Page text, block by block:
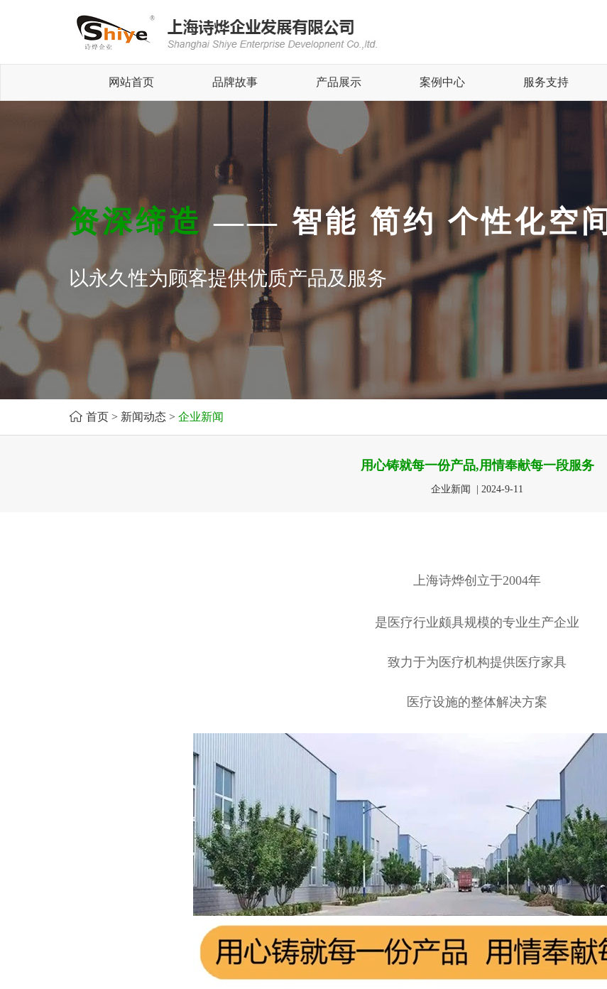
网站首页 品牌故事 产品展示 案例中心 服务支持
资深缔造—— 智能 简约 个性化空间
以永久性为顾客提供优质产品及服务
首页 > 新闻动态 > 企业新闻
用心铸就每一份产品,用情奉献每一段服务
企业新闻 | 2024-9-11
上海诗烨创立于2004年
是医疗行业颇具规模的专业生产企业
致力于为医疗机构提供医疗家具
医疗设施的整体解决方案